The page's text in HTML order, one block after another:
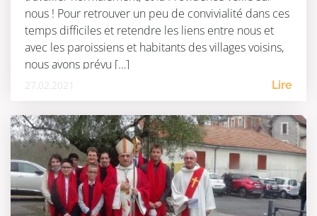
nous ! Pour retrouver un peu de convivialité dans ces
temps difficiles et retendre les liens entre nous et
avec les paroissiens et habitants des villages voisins,
nous avons prévu […]
27.02.2021 Lire